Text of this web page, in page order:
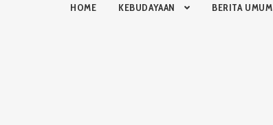
HOME KEBUDAYAAN BERITA UMUM